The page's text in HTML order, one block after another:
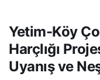
Yetim-Köy
Harçlığı
Uyanış ve